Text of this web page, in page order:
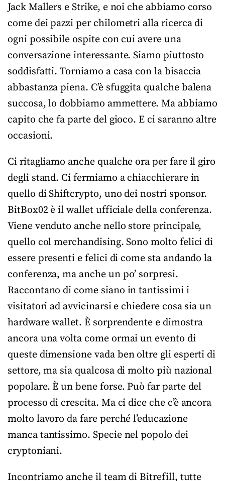
Jack Mallers e Strike, e noi che abbiamo corso
come dei pazzi per chilometri alla ricerca di
ogni possibile ospite con cui avere una
conversazione interessante. Siamo piuttosto
soddisfatti. Torniamo a casa con la bisaccia
abbastanza piena. C’è sfuggita qualche balena
succosa, lo dobbiamo ammettere. Ma abbiamo
capito che fa parte del gioco. E ci saranno altre
occasioni.
Ci ritagliamo anche qualche ora per fare il giro
degli stand. Ci fermiamo a chiacchierare in
quello di Shiftcrypto, uno dei nostri sponsor.
BitBox02 è il wallet ufficiale della conferenza.
Viene venduto anche nello store principale,
quello col merchandising. Sono molto felici di
essere presenti e felici di come sta andando la
conferenza, ma anche un po’ sorpresi.
Raccontano di come siano in tantissimi i
visitatori ad avvicinarsi e chiedere cosa sia un
hardware wallet. È sorprendente e dimostra
ancora una volta come ormai un evento di
queste dimensione vada ben oltre gli esperti di
settore, ma sia qualcosa di molto più nazional
popolare. È un bene forse. Può far parte del
processo di crescita. Ma ci dice che c’è ancora
molto lavoro da fare perché l’educazione
manca tantissimo. Specie nel popolo dei
cryptoniani.
Incontriamo anche il team di Bitrefill, tutte